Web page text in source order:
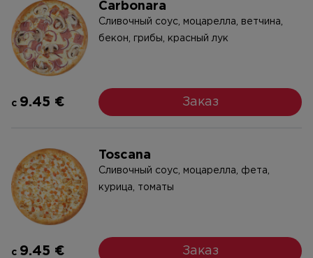
Carbonara
Cливочный соус, моцарелла, ветчина,
бекон, грибы, красный лук
c 9.45 € Заказ
Toscana
Cливочный соус, моцарелла, фета,
курица, томаты
c 9.45 € Заказ